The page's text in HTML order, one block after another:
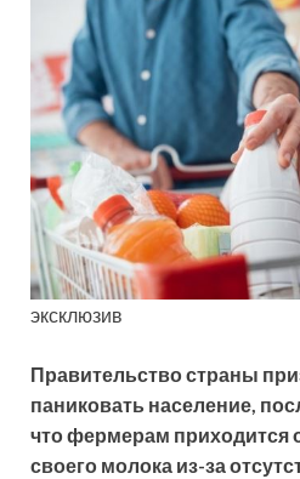
эксклюзив
Правительство страны
паниковать население,
что фермерам приходится
своего молока из-за